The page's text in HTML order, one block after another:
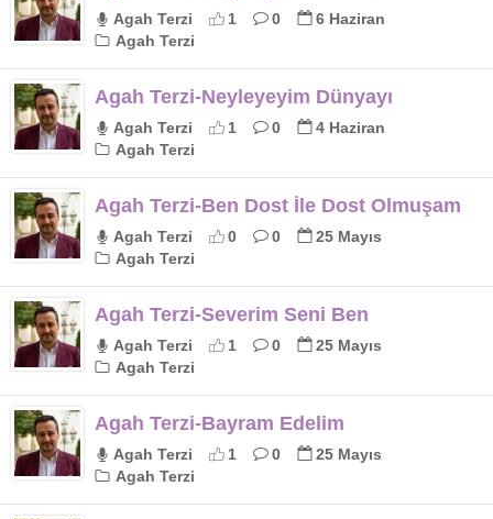
Agah Terzi 1 0
6 Haziran
Agah Terzi
Agah Terzi-Neyleyeyim Dünyayı
Agah Terzi 1 0
4 Haziran
Agah Terzi
Agah Terzi-Ben Dost İle Dost Olmuşam
Agah Terzi 0 0
25 Mayıs
Agah Terzi
Agah Terzi-Severim Seni Ben
Agah Terzi 1 0
25 Mayıs
Agah Terzi
Agah Terzi-Bayram Edelim
Agah Terzi 1 0
25 Mayıs
Agah Terzi